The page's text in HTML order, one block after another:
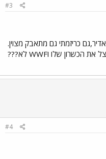
#3
כריזמתי גם מתאבק מצוין.
איך זה ש-ECW ו-WCW ידעו לנצל את הכשרון שלו וWWF לא???
#4